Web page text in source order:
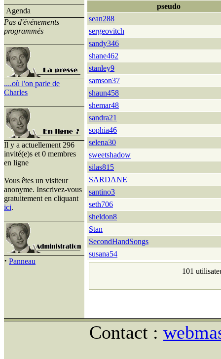
Agenda
Pas d'événements
programmés
....où l'on parle de
Charles
Il y a actuellement 296
invité(e)s et 0 membres
en ligne
Vous êtes un visiteur
anonyme. Inscrivez-vous
gratuitement en cliquant
ici.
· Panneau
pseudo
sean288
sergeovitch
sandy346
shane462
stanley9
samson37
shaun458
shemar48
sandra21
sophia46
selena30
sweetshadow
silas815
SARDANE
santino3
seth706
sheldon8
Stan
SecondHandSongs
susana54
101
Contact :